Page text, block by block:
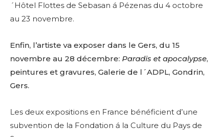
´Hôtel Flottes de Sebasan á Pézenas du 4 octobre
au 23 novembre.
Enfin, l’artiste va exposer dans le Gers, du 15
novembre au 28 décembre: Paradis et apocalypse,
peintures et gravures, Galerie de l´ADPL, Gondrin,
Gers.
Les deux expositions en France bénéficient d’une
subvention de la Fondation á la Culture du Pays de